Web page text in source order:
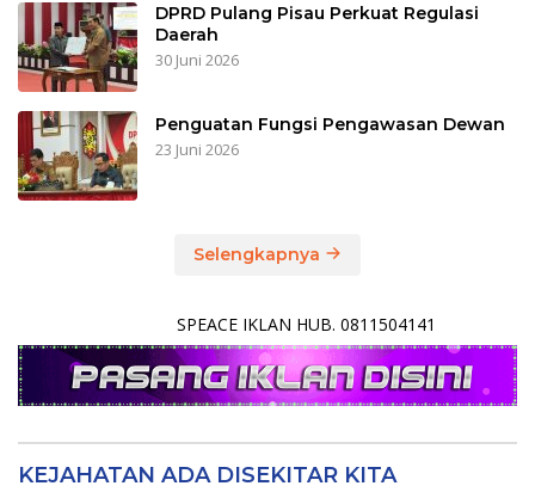
DPRD Pulang Pisau Perkuat Regulasi
Daerah
30 Juni 2026
Penguatan Fungsi Pengawasan Dewan
23 Juni 2026
Selengkapnya
SPEACE IKLAN HUB. 0811504141
KEJAHATAN ADA DISEKITAR KITA